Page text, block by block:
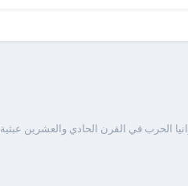
الحرب في القرن الحادي والعشرين عبثية